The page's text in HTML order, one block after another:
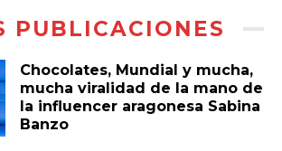
PUBLICACIONES
Chocolates, Mundial y mucha,
mucha viralidad de la mano de
la influencer aragonesa Sabina
Banzo